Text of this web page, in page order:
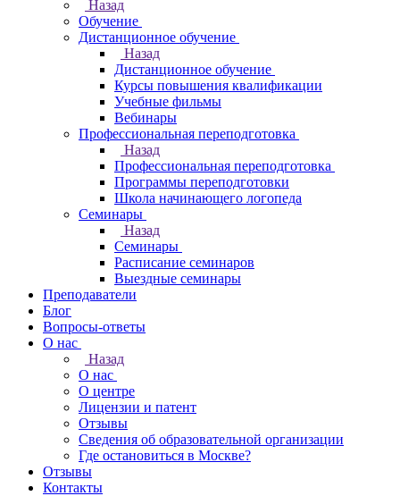
Назад
Обучение
Дистанционное обучение
Назад
Дистанционное обучение
Курсы повышения квалификации
Учебные фильмы
Вебинары
Профессиональная переподготовка
Назад
Профессиональная переподготовка
Программы переподготовки
Школа начинающего логопеда
Семинары
Назад
Семинары
Расписание семинаров
Выездные семинары
Преподаватели
Блог
Вопросы-ответы
О нас
Назад
О нас
О центре
Лицензии и патент
Отзывы
Сведения об образовательной организации
Где остановиться в Москве?
Отзывы
Контакты